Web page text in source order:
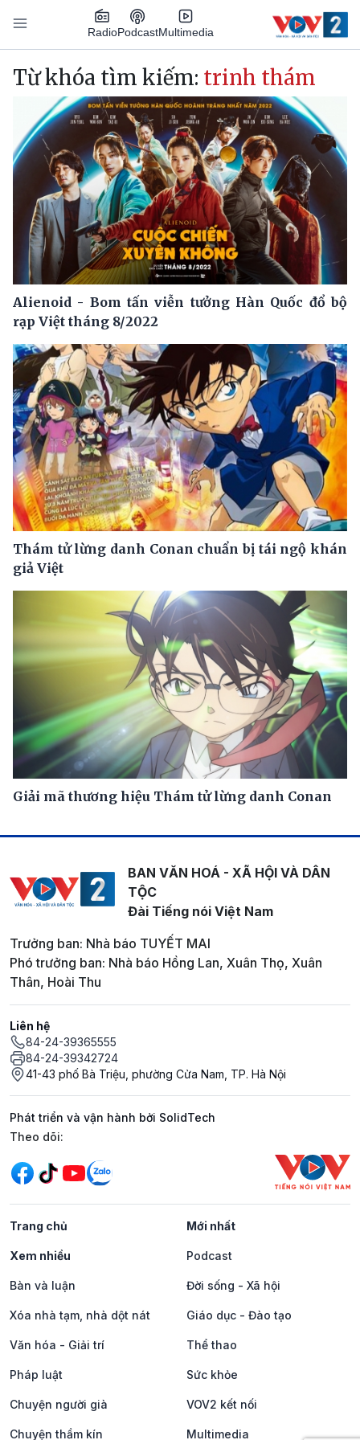
Nhảy đến nội dung
RadioPodcastMultimedia
Main navigation
Từ khóa tìm kiếm: trinh thám
Alienoid - Bom tấn viễn tưởng Hàn Quốc đổ bộ
rạp Việt tháng 8/2022
Thám tử lừng danh Conan chuẩn bị tái ngộ khán
giả Việt
Giải mã thương hiệu Thám tử lừng danh Conan
BAN VĂN HOÁ - XÃ HỘI VÀ DÂN
TỘC
Đài Tiếng nói Việt Nam
Trưởng ban: Nhà báo TUYẾT MAI
Phó trưởng ban: Nhà báo Hồng Lan, Xuân Thọ, Xuân
Thân, Hoài Thu
Liên hệ
84-24-39365555
84-24-39342724
41-43 phố Bà Triệu, phường Cửa Nam, TP. Hà Nội
Phát triển và vận hành bởi SolidTech
Mạng xã hội
Theo dõi:
Trang chủ Mới nhất
Xem nhiều Podcast
Bàn và luận Đời sống - Xã hội
Xóa nhà tạm, nhà dột nát Giáo dục - Đào tạo
Văn hóa - Giải trí Thể thao
Pháp luật Sức khỏe
Chuyện người già VOV2 kết nối
Chuyện thầm kín Multimedia